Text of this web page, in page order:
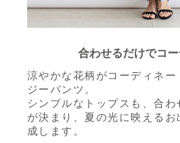
合わせるだけでコ
涼やかな花柄がコーディネー
ジーパンツ。
シンプルなトップスも、合
が決まり、夏の光に映える
成します。